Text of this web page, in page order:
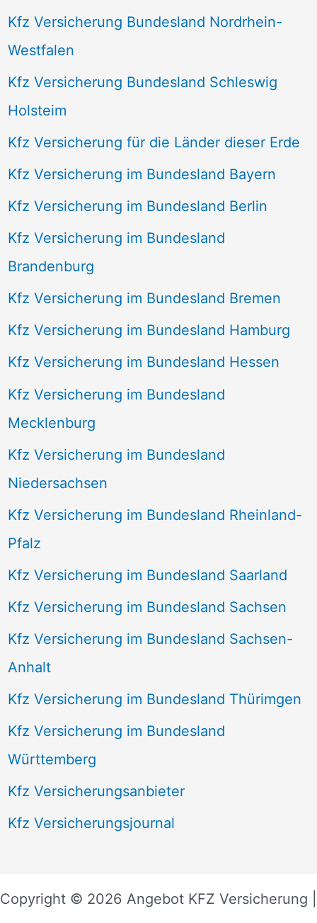
Kfz Versicherung Bundesland Nordrhein-
Westfalen
Kfz Versicherung Bundesland Schleswig
Holsteim
Kfz Versicherung für die Länder dieser Erde
Kfz Versicherung im Bundesland Bayern
Kfz Versicherung im Bundesland Berlin
Kfz Versicherung im Bundesland
Brandenburg
Kfz Versicherung im Bundesland Bremen
Kfz Versicherung im Bundesland Hamburg
Kfz Versicherung im Bundesland Hessen
Kfz Versicherung im Bundesland
Mecklenburg
Kfz Versicherung im Bundesland
Niedersachsen
Kfz Versicherung im Bundesland Rheinland-
Pfalz
Kfz Versicherung im Bundesland Saarland
Kfz Versicherung im Bundesland Sachsen
Kfz Versicherung im Bundesland Sachsen-
Anhalt
Kfz Versicherung im Bundesland Thürimgen
Kfz Versicherung im Bundesland
Württemberg
Kfz Versicherungsanbieter
Kfz Versicherungsjournal
Copyright © 2026 Angebot KFZ Versicherung |